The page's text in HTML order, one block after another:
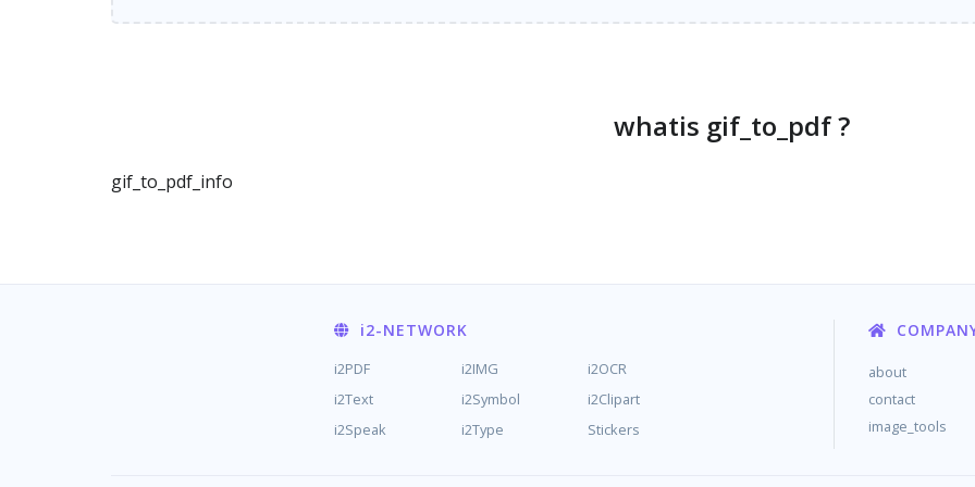
whatis gif_to_pdf ?
gif_to_pdf_info
i2-NETWORK
i2PDF i2IMG
i2OCR
i2Text
i2Symbol
i2Clipart
i2Speak
i2Type Stickers
about
contact
image_tools